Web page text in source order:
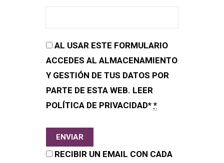
AL USAR ESTE FORMULARIO
ACCEDES AL ALMACENAMIENTO
Y GESTIÓN DE TUS DATOS POR
PARTE DE ESTA WEB. LEER
POLÍTICA DE PRIVACIDAD**
RECIBIR UN EMAIL CON CADA